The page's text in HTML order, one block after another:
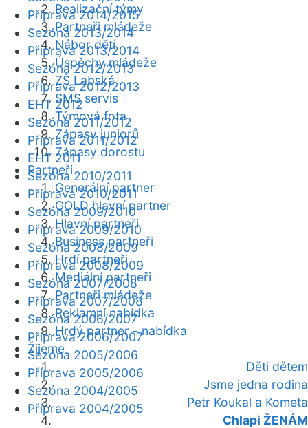
Realizační týmy
Partneři mládeže
Nábor dětí
Úspěchy mládeže
ZŠ Labská
SMS servis
Týmová fota
Zápasy juniorů
Zápasy dorostu
Partneři
Generální partner
GOLD hlavní partner
Hlavní partneři
Business partneři
Hrdí partneři
Mediální partneři
Partneři mládeže
Reklamní nabídka
Hrdý partner - nabídka
Žijeme
Děti dětem
Jsme jedna rodina
Petr Koukal a Kometa
Chlapi ŽENÁM
Příprava 2014/2015
Sezóna 2013/2014
Příprava 2013/2014
Sezóna 2012/2013
Příprava 2012/2013
EHT 2012
Sezóna 2011/2012
Příprava 2011/2012
EHT 2011
Sezóna 2010/2011
Příprava 2010/2011
Sezóna 2009/2010
Příprava 2009/2010
Sezóna 2008/2009
Příprava 2008/2009
Sezóna 2007/2008
Příprava 2007/2008
Sezóna 2006/2007
Příprava 2006/2007
Sezóna 2005/2006
Příprava 2005/2006
Sezóna 2004/2005
Příprava 2004/2005